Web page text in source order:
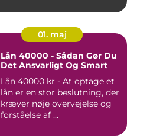
01. maj
Lån 40000 - Sådan Gør Du
Det Ansvarligt Og Smart
Lån 40000 kr - At optage et
lån er en stor beslutning, der
kræver nøje overvejelse og
forståelse af ...